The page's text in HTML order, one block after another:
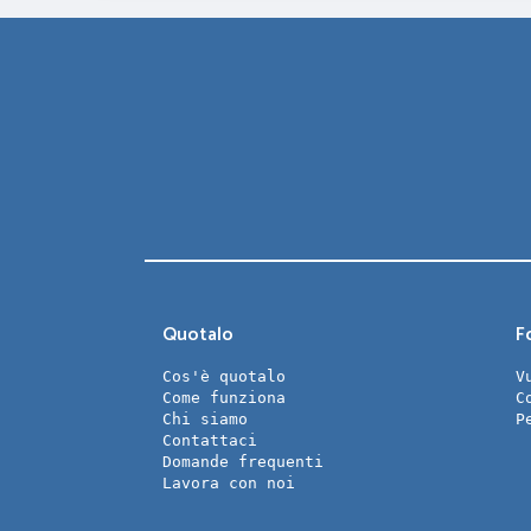
Quotalo
Cos'è quotalo
Come funziona
Chi siamo
Contattaci
Domande frequenti
Lavora con noi